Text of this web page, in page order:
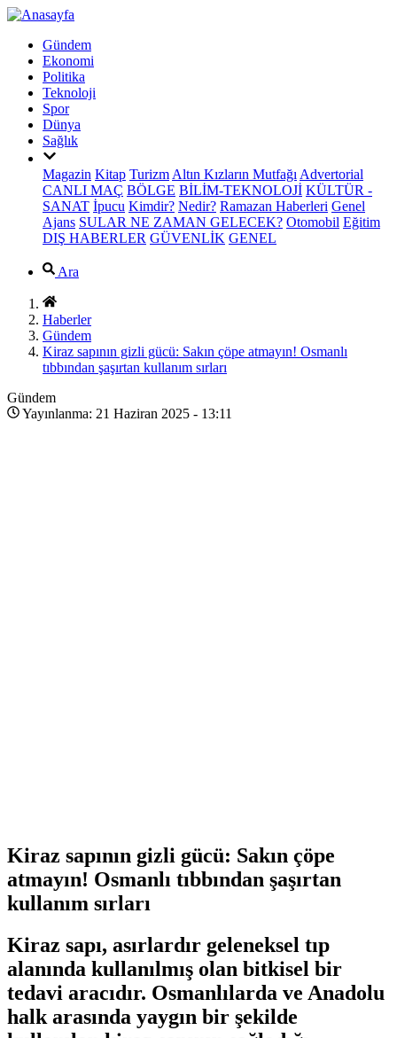
Gündem
Ekonomi
Politika
Teknoloji
Spor
Dünya
Sağlık
Magazin Kitap Turizm Altın Kızların Mutfağı Advertorial
CANLI MAÇ BÖLGE BİLİM-TEKNOLOJİ KÜLTÜR -
SANAT İpucu Kimdir? Nedir? Ramazan Haberleri Genel
Ajans SULAR NE ZAMAN GELECEK? Otomobil Eğitim
DIŞ HABERLER GÜVENLİK GENEL
Ara
Haberler
Gündem
Kiraz sapının gizli gücü: Sakın çöpe atmayın! Osmanlı
tıbbından şaşırtan kullanım sırları
Gündem
Yayınlanma: 21 Haziran 2025 - 13:11
Kiraz sapının gizli gücü: Sakın çöpe
atmayın! Osmanlı tıbbından şaşırtan
kullanım sırları
Kiraz sapı, asırlardır geleneksel tıp
alanında kullanılmış olan bitkisel bir
tedavi aracıdır. Osmanlılarda ve Anadolu
halk arasında yaygın bir şekilde